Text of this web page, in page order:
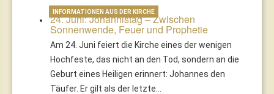
24. Juni: Johannistag – Zwischen
Sonnenwende, Feuer und Prophetie
Am 24. Juni feiert die Kirche eines der wenigen
Hochfeste, das nicht an den Tod, sondern an die
Geburt eines Heiligen erinnert: Johannes den
Täufer. Er gilt als der letzte…
INFORMATIONEN AUS DER KIRCHE